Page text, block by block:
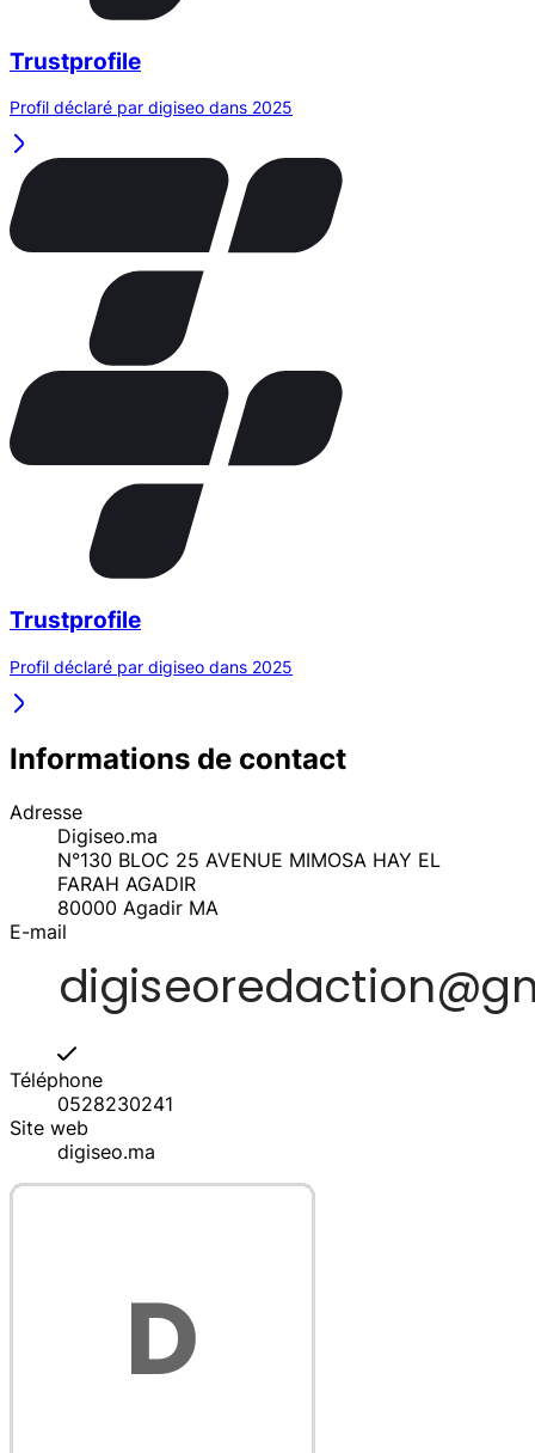
Trustprofile
Profil déclaré par digiseo dans 2025
Trustprofile
Profil déclaré par digiseo dans 2025
Informations de contact
Adresse
Digiseo.ma
N°130 BLOC 25 AVENUE MIMOSA HAY EL
FARAH AGADIR
80000 Agadir MA
E-mail
Téléphone
0528230241
Site web
digiseo.ma